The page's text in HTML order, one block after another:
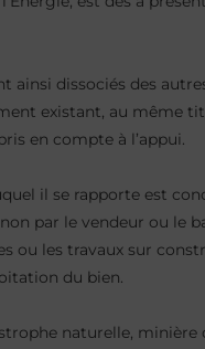
ainsi dissociés des
existant, au même
en compte à l’appui.
il se rapporte est
par le vendeur ou le
ou les travaux sur
du bien.
naturelle,